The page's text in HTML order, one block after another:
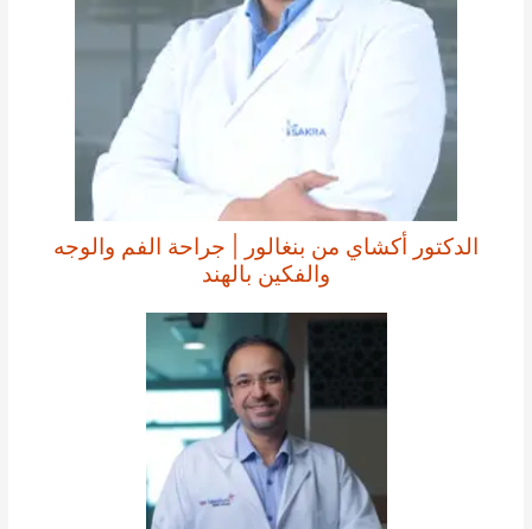
الدكتور أكشاي من بنغالور | جراحة الفم والوجه
والفكين بالهند